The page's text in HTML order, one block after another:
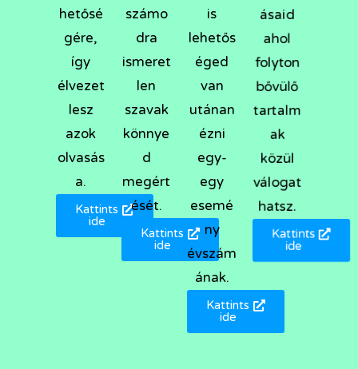
hetősé
gére,
így
élvezet
lesz
azok
olvasás
a.
Kattints
ide
számo
dra
ismeret
len
szavak
könnye
d
megért
ését.
Kattints
ide
is
lehetős
éged
van
utánan
ézni
egy-
egy
esemé
ny
évszám
ának.
Kattints
ide
ásaid
ahol
folyton
bővülő
tartalm
ak
közül
válogat
hatsz.
Kattints
ide